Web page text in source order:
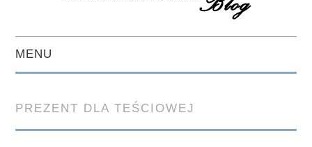
MENU
PREZENT DLA TEŚCIOWEJ